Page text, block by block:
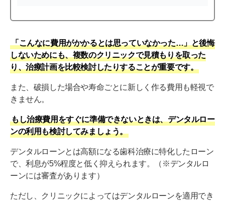
「こんなに費用がかかるとは思っていなかった…」と後悔
しないためにも、複数のクリニックで見積もりを取った
り、治療計画を比較検討したりすることが重要です。
また、破損した場合や寿命ごとに新しく作る費用も軽視で
きません。
もし治療費用をすぐに準備できないときは、デンタルロー
ンの利用も検討してみましょう。
デンタルローンとは高額になる歯科治療に特化したローン
で、利息が5%程度と低く抑えられます。（※デンタルロ
ーンには審査があります）
ただし、クリニックによってはデンタルローンを適用でき